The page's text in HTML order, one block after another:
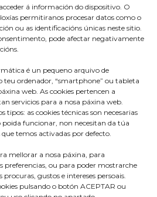
á información do dispositivo. O
permitiranos procesar datos como o
ou as identificacións únicas neste sitio.
pode afectar negativamente
é un pequeno arquivo de
teu ordenador, “smartphone” ou tableta
web. As cookies pertencen a
servicios para a nosa páxina web.
tipos: as cookies técnicas son necesarias
funcionar, non necesitan da túa
temos activadas por defecto.
mellorar a nosa páxina, para
preferencias, ou para poder mostrarche
gustos e intereses persoais.
pulsando o botón ACEPTAR ou
s/n